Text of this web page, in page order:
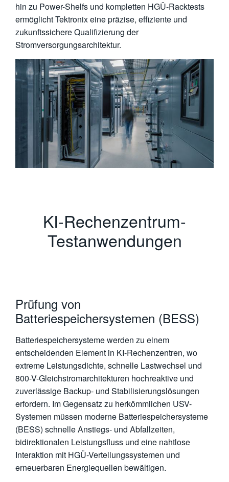
hin zu Power-Shelfs und kompletten HGÜ-Racktests
ermöglicht Tektronix eine präzise, effiziente und
zukunftssichere Qualifizierung der
Stromversorgungsarchitektur.
KI-Rechenzentrum-
Testanwendungen
Prüfung von
Batteriespeichersystemen (BESS)
Batteriespeichersysteme werden zu einem
entscheidenden Element in KI-Rechenzentren, wo
extreme Leistungsdichte, schnelle Lastwechsel und
800-V-Gleichstromarchitekturen hochreaktive und
zuverlässige Backup- und Stabilisierungslösungen
erfordern. Im Gegensatz zu herkömmlichen USV-
Systemen müssen moderne Batteriespeichersysteme
(BESS) schnelle Anstiegs- und Abfallzeiten,
bidirektionalen Leistungsfluss und eine nahtlose
Interaktion mit HGÜ-Verteilungssystemen und
erneuerbaren Energiequellen bewältigen.